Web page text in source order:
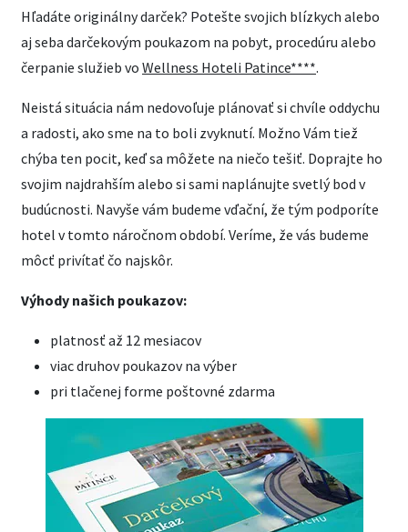
Hľadáte originálny darček? Potešte svojich blízkych alebo
aj seba darčekovým poukazom na pobyt, procedúru alebo
čerpanie služieb vo Wellness Hoteli Patince****.
Neistá situácia nám nedovoľuje plánovať si chvíle oddychu
a radosti, ako sme na to boli zvyknutí. Možno Vám tiež
chýba ten pocit, keď sa môžete na niečo tešiť. Doprajte ho
svojim najdrahším alebo si sami naplánujte svetlý bod v
budúcnosti. Navyše vám budeme vďační, že tým podporíte
hotel v tomto náročnom období. Veríme, že vás budeme
môcť privítať čo najskôr.
Výhody našich poukazov:
platnosť až 12 mesiacov
viac druhov poukazov na výber
pri tlačenej forme poštovné zdarma